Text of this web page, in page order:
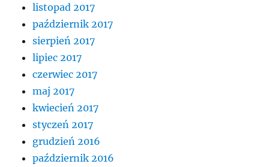
listopad 2017
październik 2017
sierpień 2017
lipiec 2017
czerwiec 2017
maj 2017
kwiecień 2017
styczeń 2017
grudzień 2016
październik 2016